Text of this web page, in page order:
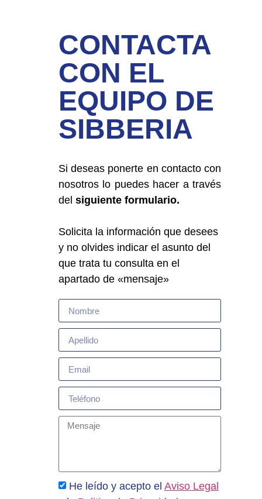
CONTACTA
CON EL
EQUIPO DE
SIBBERIA
Si deseas ponerte en contacto con
nosotros lo puedes hacer a través
del siguiente formulario.
Solicita la información que desees
y no olvides indicar el asunto del
que trata tu consulta en el
apartado de «mensaje»
He leído y acepto el Aviso Legal